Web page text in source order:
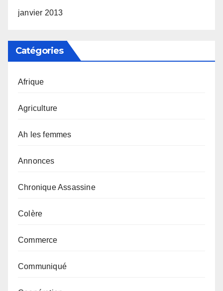
janvier 2013
Catégories
Afrique
Agriculture
Ah les femmes
Annonces
Chronique Assassine
Colère
Commerce
Communiqué